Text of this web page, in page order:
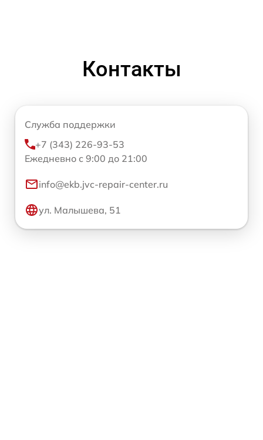
Контакты
Служба поддержки
+7 (343) 226-93-53
Ежедневно с 9:00 до 21:00
info@ekb.jvc-repair-center.ru
ул. Малышева, 51